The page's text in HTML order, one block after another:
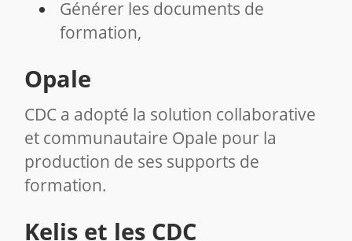
Générer les documents de
formation,
Opale
CDC a adopté la solution collaborative
et communautaire Opale pour la
production de ses supports de
formation.
Kelis et les CDC